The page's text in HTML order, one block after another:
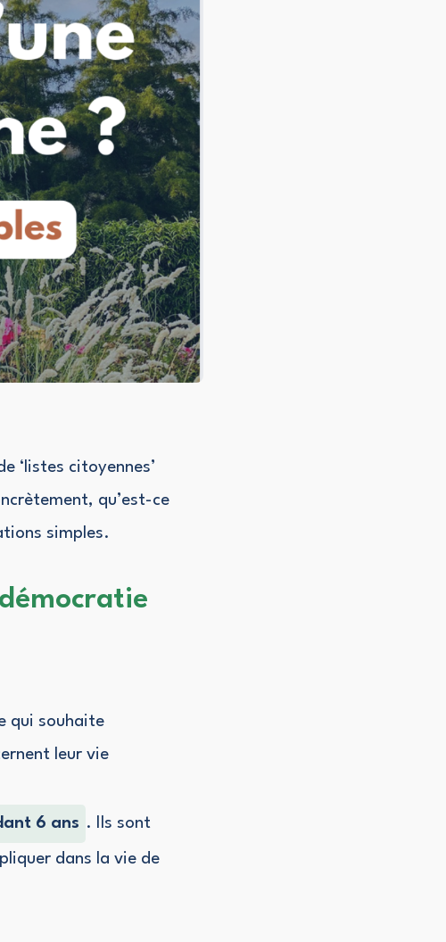
‘listes citoyennes’
qu’est-ce
simples.
qui souhaite
leur vie
6 ans . Ils sont
dans la vie de